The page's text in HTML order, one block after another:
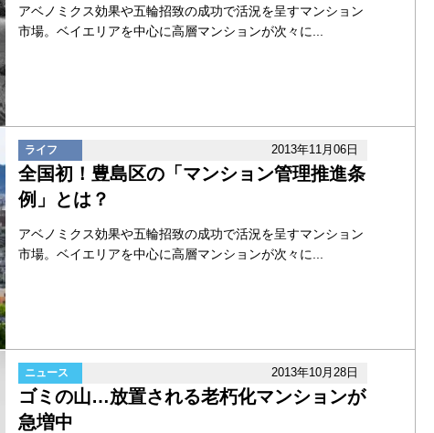
アベノミクス効果や五輪招致の成功で活況を呈すマンション
市場。ベイエリアを中心に高層マンションが次々に...
ライフ 2013年11月06日
全国初！豊島区の「マンション管理推進条
例」とは？
アベノミクス効果や五輪招致の成功で活況を呈すマンション
市場。ベイエリアを中心に高層マンションが次々に...
ニュース 2013年10月28日
ゴミの山…放置される老朽化マンションが
急増中